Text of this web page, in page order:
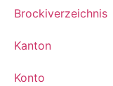
Brockiverzeichnis
Kanton
Konto